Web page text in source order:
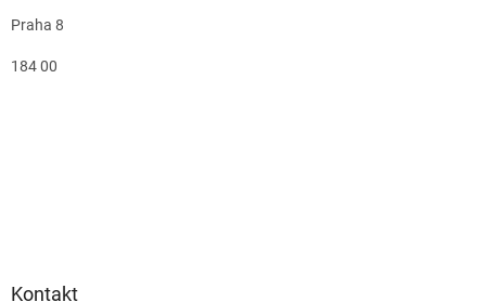
Praha 8
184 00
Kontakt